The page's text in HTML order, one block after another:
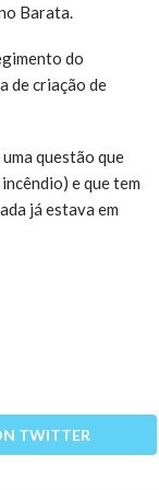
Barata.
do
de criação de
questão que
e que tem
já estava em
TWITTER